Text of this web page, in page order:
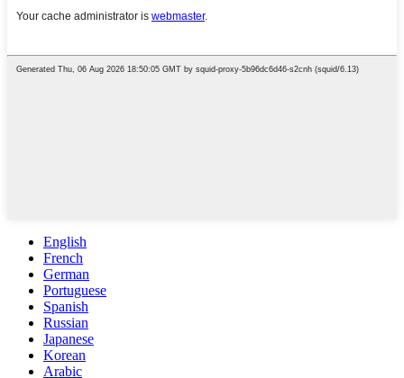
English
French
German
Portuguese
Spanish
Russian
Japanese
Korean
Arabic